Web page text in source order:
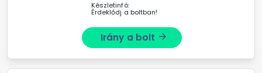
Készletinfó:
Érdeklődj a boltban!
Irány a bolt arrow_forward